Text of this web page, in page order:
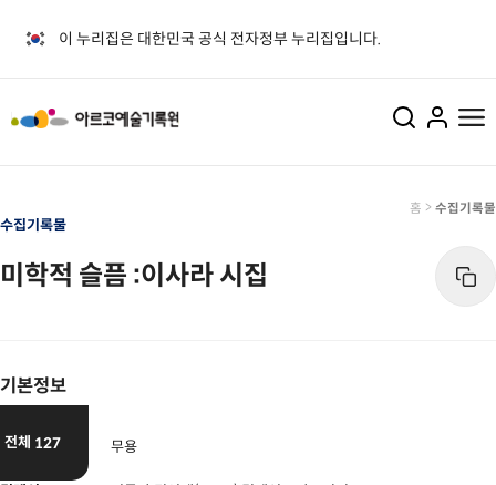
이 누리집은 대한민국 공식 전자정부 누리집입니다.
및 연락처
- 구술채록사업
- 공연영상화사업
- Web-DB
홈 > 수집기록물
수집기록물
미학적 슬픔 :이사라 시집
기본정보
분야 무용
전체 127